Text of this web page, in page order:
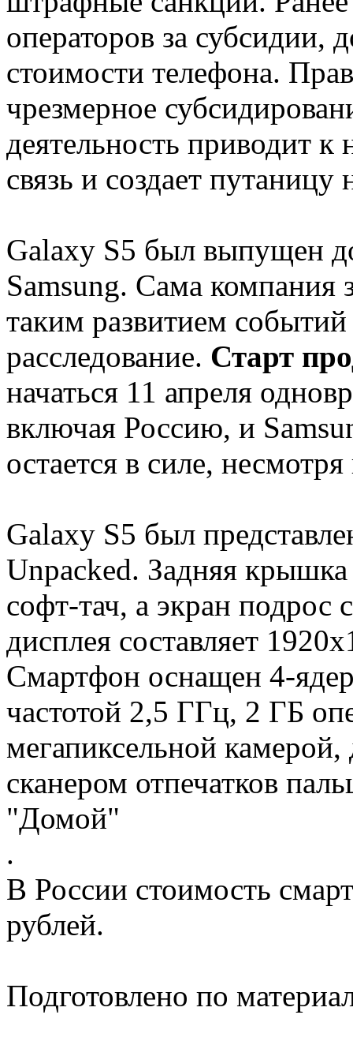
операторов за
стоимости телефона.
чрезмерное
деятельность приводит
связь и создает путаницу
Galaxy S5 был выпущен
Samsung. Сама компания
таким развитием
расследование. Старт
начаться 11 апреля
включая Россию, и
остается в силе,
Galaxy S5 был
Unpacked. Задняя
софт-тач, а экран
дисплея составляет
Смартфон оснащен 4-
частотой 2,5 ГГц, 2 ГБ
мегапиксельной
сканером отпечатков
"Домой"
.
В России стоимость
рублей.
Подготовлено по